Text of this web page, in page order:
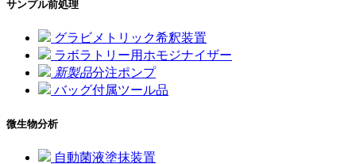
サンプル前処理
グラビメトリック希釈装置
ラボラトリー用ホモジナイザー
新製品分注ポンプ
バッグ付属ツール品
微生物分析
自動菌液塗抹装置